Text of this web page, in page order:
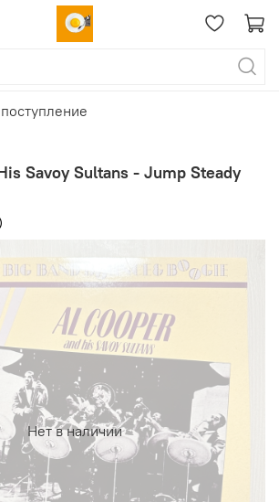
Savoy Sultans - Jump Steady
Нет в наличии